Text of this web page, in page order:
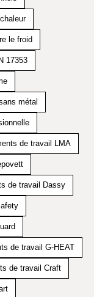
le froid
17353
métal
de travail LMA
de travail Dassy
de travail G-HEAT
de travail Craft